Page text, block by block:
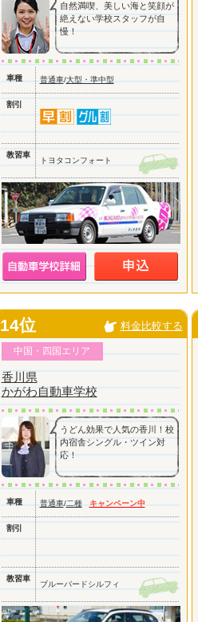
自然満喫、美しい海と笑顔が
絶えない学校スタッフが自
慢！
車種 普通車/大型・準中型
割引
教習車
トヨタコンフォート
14位 料金比較する
中国・四国エリア
香川県
かがわ自動車学校
うどん効果で人気の香川！校
内宿舎シングル・ツイン対
応！
車種 普通車/二種 キャンペーン中
割引
教習車
ブルーバードシルフィ